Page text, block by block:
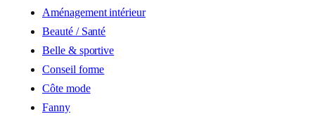
Aménagement intérieur
Beauté / Santé
Belle & sportive
Conseil forme
Côte mode
Fanny